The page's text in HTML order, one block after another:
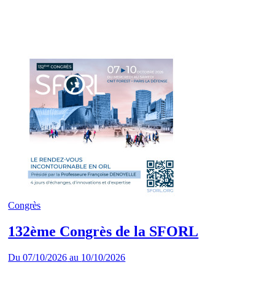
Congrès
132ème Congrès de la SFORL
Du07/10/2026 au 10/10/2026